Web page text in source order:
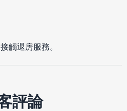
觸退房服務。
評論